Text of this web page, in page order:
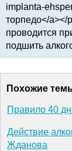
implanta-
торпедо</a></
проводится
подшить
Похожие
Правило 40
Действие
Жданова